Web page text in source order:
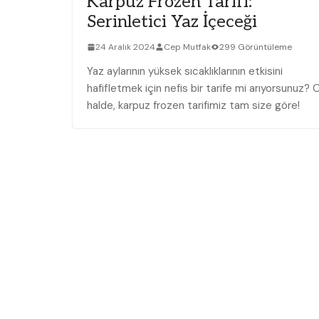
Serinletici Yaz İçeceği
24 Aralık 2024 Cep Mutfak 299 Görüntüleme
Yaz aylarının yüksek sıcaklıklarının etkisini
hafifletmek ‍için nefis bir tarife mi arıyorsunuz?
⁤halde, karpuz frozen tarifimiz tam size ‍göre!